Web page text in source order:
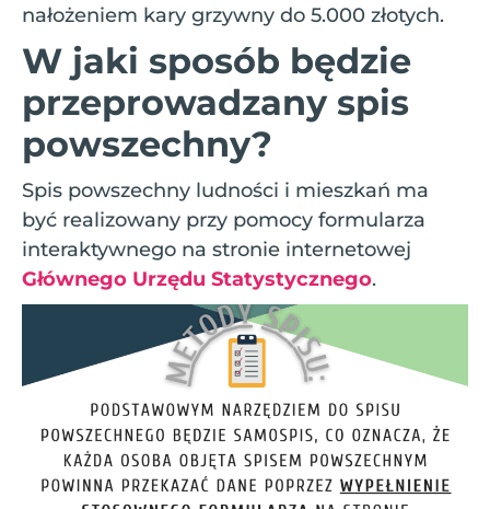
nałożeniem kary grzywny do 5.000 złotych.
W jaki sposób będzie
przeprowadzany spis
powszechny?
Spis powszechny ludności i mieszkań ma
być realizowany przy pomocy formularza
interaktywnego na stronie internetowej
Głównego Urzędu Statystycznego.